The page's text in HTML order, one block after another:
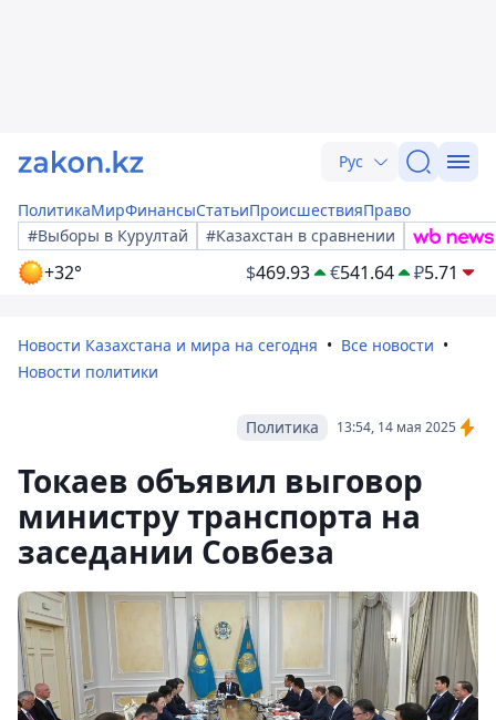
Рус
ПолитикаМирФинансыСтатьиПроисшествияПраво
#Выборы в Курултай
#Казахстан в сравнении
+32° $469.93 €541.64 ₽5.71
Новости Казахстана и мира на сегодня
Все новости
Новости политики
13:54, 14 мая 2025
Политика
Токаев объявил выговор
министру транспорта на
заседании Совбеза